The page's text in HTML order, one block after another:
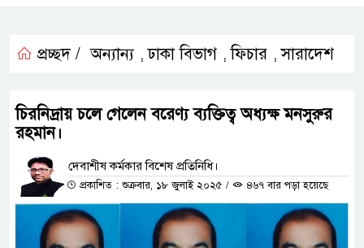
প্রচ্ছদ / অন্যান্য ,ঢাকা বিভাগ ,ফিচার ,সারাদেশ
চিরনিদ্রায় চলে গেলেন বরেণ্য ব্যক্তিত্ব অধ্যক্ষ মনসুরুর
রহমান।
দেবাশীষ কর্মকার বিশেষ প্রতিনিধি।
প্রকাশিত : শুক্রবার, ১৮ জুলাই ২০২৫ / ৪৬৭ বার পড়া হয়েছে